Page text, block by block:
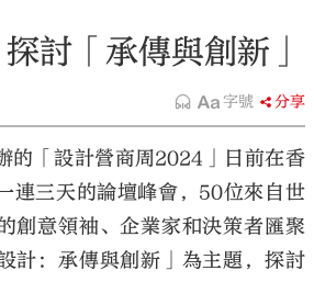
討「承傳與創新」
字號 分享
的「設計營商周2024」日前在香
連三天的論壇峰會，50位來自世
創意領袖、企業家和決策者匯聚
計：承傳與創新」為主題，探討